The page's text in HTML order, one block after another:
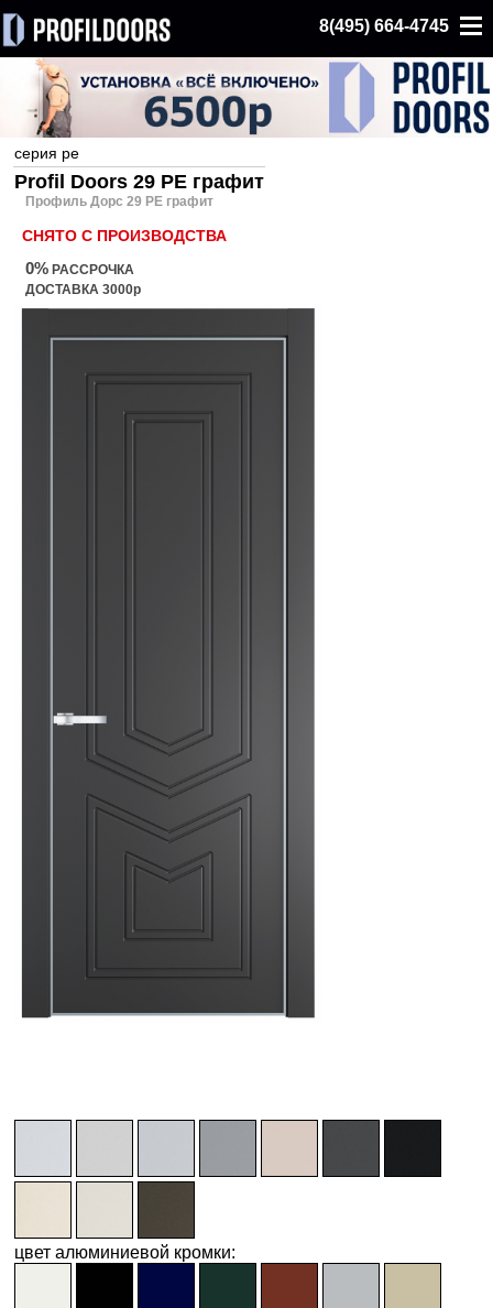
8(495) 664-4745
серия pe
Profil Doors 29 PE графит
Профиль Дорс 29 PE графит
СНЯТО С ПРОИЗВОДСТВА
0% РАССРОЧКА
ДОСТАВКА 3000р
цвет алюминиевой кромки: